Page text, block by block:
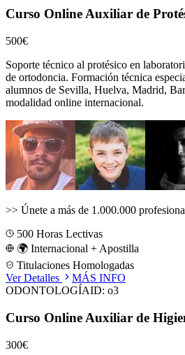
Curso Online Auxiliar de
500€
Soporte técnico al protésico en
de ortodoncia. Formación técnica
alumnos de Sevilla, Huelva, Madrid,
modalidad online internacional.
>> Únete a más de 1.000.000
500 Horas Lectivas
🌍 Internacional + Apostilla
Titulaciones Homologadas
Ver Detalles
MÁS INFO
ODONTOLOGÍAID: o3
Curso Online Auxiliar de
300€